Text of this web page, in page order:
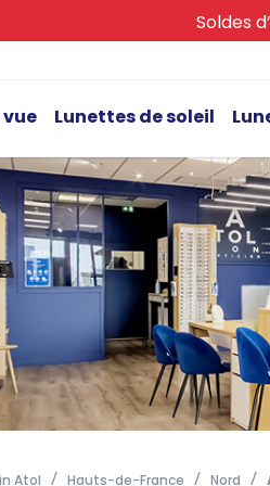
Soldes
Lunettes de soleil
Atol Hauts-de-France Nord